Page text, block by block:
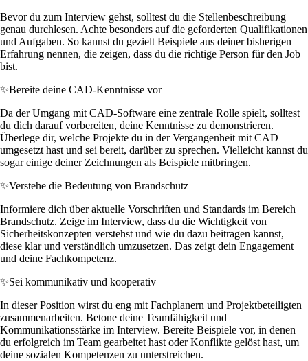
Bevor du zum Interview gehst, solltest du die Stellenbeschreibung
genau durchlesen. Achte besonders auf die geforderten Qualifikationen
und Aufgaben. So kannst du gezielt Beispiele aus deiner bisherigen
Erfahrung nennen, die zeigen, dass du die richtige Person für den Job
bist.
✨Bereite deine CAD-Kenntnisse vor
Da der Umgang mit CAD-Software eine zentrale Rolle spielt, solltest
du dich darauf vorbereiten, deine Kenntnisse zu demonstrieren.
Überlege dir, welche Projekte du in der Vergangenheit mit CAD
umgesetzt hast und sei bereit, darüber zu sprechen. Vielleicht kannst du
sogar einige deiner Zeichnungen als Beispiele mitbringen.
✨Verstehe die Bedeutung von Brandschutz
Informiere dich über aktuelle Vorschriften und Standards im Bereich
Brandschutz. Zeige im Interview, dass du die Wichtigkeit von
Sicherheitskonzepten verstehst und wie du dazu beitragen kannst,
diese klar und verständlich umzusetzen. Das zeigt dein Engagement
und deine Fachkompetenz.
✨Sei kommunikativ und kooperativ
In dieser Position wirst du eng mit Fachplanern und Projektbeteiligten
zusammenarbeiten. Betone deine Teamfähigkeit und
Kommunikationsstärke im Interview. Bereite Beispiele vor, in denen
du erfolgreich im Team gearbeitet hast oder Konflikte gelöst hast, um
deine sozialen Kompetenzen zu unterstreichen.